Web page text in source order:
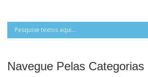
Navegue Pelas Categorias